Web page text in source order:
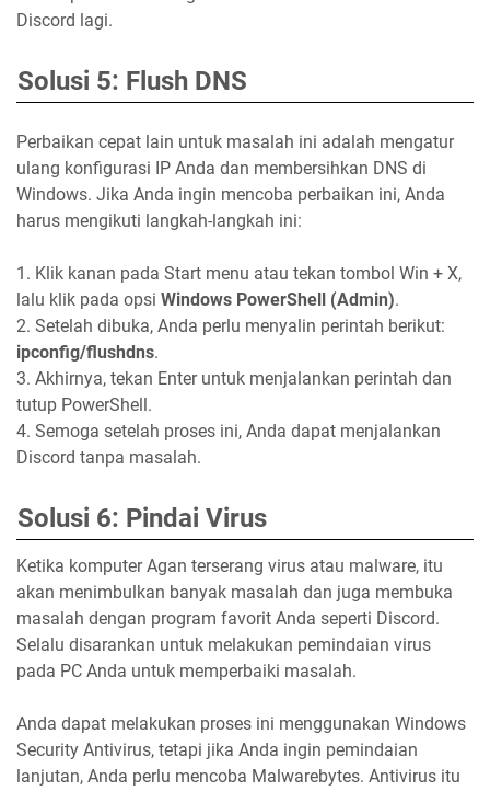
Discord lagi.
Solusi 5: Flush DNS
Perbaikan cepat lain untuk masalah ini adalah mengatur
ulang konfigurasi IP Anda dan membersihkan DNS di
Windows. Jika Anda ingin mencoba perbaikan ini, Anda
harus mengikuti langkah-langkah ini:
1. Klik kanan pada Start menu atau tekan tombol Win + X,
lalu klik pada opsi Windows PowerShell (Admin).
2. Setelah dibuka, Anda perlu menyalin perintah berikut:
ipconfig/flushdns.
3. Akhirnya, tekan Enter untuk menjalankan perintah dan
tutup PowerShell.
4. Semoga setelah proses ini, Anda dapat menjalankan
Discord tanpa masalah.
Solusi 6: Pindai Virus
Ketika komputer Agan terserang virus atau malware, itu
akan menimbulkan banyak masalah dan juga membuka
masalah dengan program favorit Anda seperti Discord.
Selalu disarankan untuk melakukan pemindaian virus
pada PC Anda untuk memperbaiki masalah.
Anda dapat melakukan proses ini menggunakan Windows
Security Antivirus, tetapi jika Anda ingin pemindaian
lanjutan, Anda perlu mencoba Malwarebytes. Antivirus itu